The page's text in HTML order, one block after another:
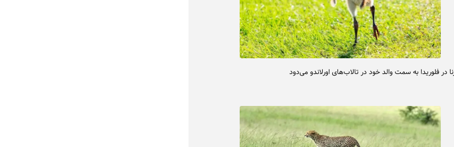
در فلوریدا به سمت والد خود در تالاب‌های اورلاندو می‌دود